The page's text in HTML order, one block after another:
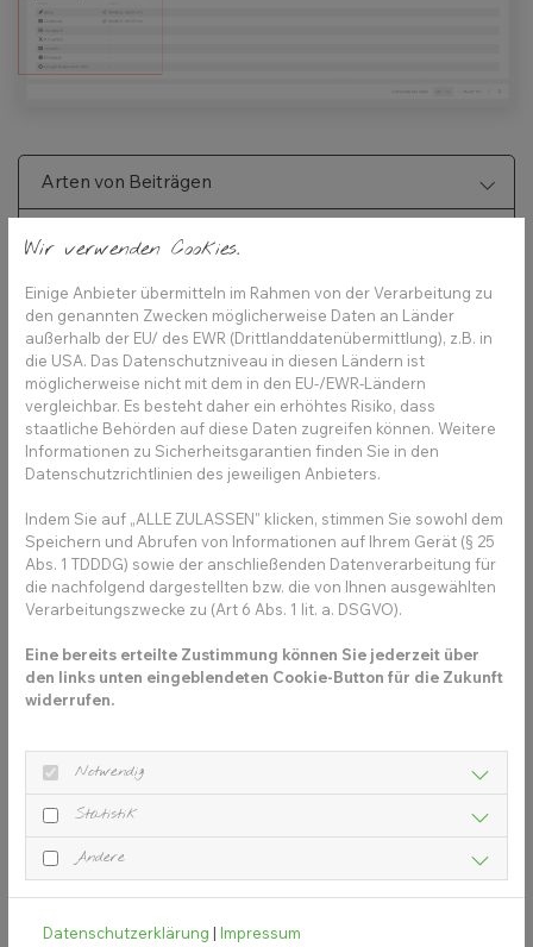
Arten von Beiträgen
Status von Beiträgen
Wir verwenden Cookies.
Einige Anbieter übermitteln im Rahmen von der Verarbeitung zu
den genannten Zwecken möglicherweise Daten an Länder
außerhalb der EU/ des EWR (Drittlanddatenübermittlung), z.B. in
die USA. Das Datenschutzniveau in diesen Ländern ist
möglicherweise nicht mit dem in den EU-/EWR-Ländern
vergleichbar. Es besteht daher ein erhöhtes Risiko, dass
staatliche Behörden auf diese Daten zugreifen können. Weitere
Informationen zu Sicherheitsgarantien finden Sie in den
Datenschutzrichtlinien des jeweiligen Anbieters.
Indem Sie auf „ALLE ZULASSEN" klicken, stimmen Sie sowohl dem
Speichern und Abrufen von Informationen auf Ihrem Gerät (§ 25
Abs. 1 TDDDG) sowie der anschließenden Datenverarbeitung für
die nachfolgend dargestellten bzw. die von Ihnen ausgewählten
Verarbeitungszwecke zu (Art 6 Abs. 1 lit. a. DSGVO).
Eine bereits erteilte Zustimmung können Sie jederzeit über
den links unten eingeblendeten Cookie-Button für die Zukunft
widerrufen.
Notwendig
Statistik
Andere
Datenschutzerklärung | Impressum